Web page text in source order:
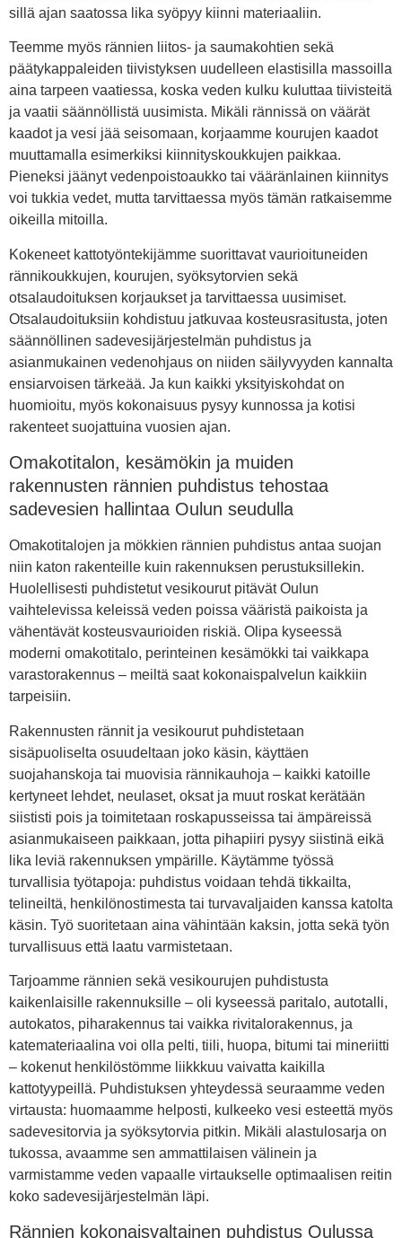
sillä ajan saatossa lika syöpyy kiinni materiaaliin.
Teemme myös rännien liitos- ja saumakohtien sekä
päätykappaleiden tiivistyksen uudelleen elastisilla massoilla
aina tarpeen vaatiessa, koska veden kulku kuluttaa tiivisteitä
ja vaatii säännöllistä uusimista. Mikäli rännissä on väärät
kaadot ja vesi jää seisomaan, korjaamme kourujen kaadot
muuttamalla esimerkiksi kiinnityskoukkujen paikkaa.
Pieneksi jäänyt vedenpoistoaukko tai vääränlainen kiinnitys
voi tukkia vedet, mutta tarvittaessa myös tämän ratkaisemme
oikeilla mitoilla.
Kokeneet kattotyöntekijämme suorittavat vaurioituneiden
rännikoukkujen, kourujen, syöksytorvien sekä
otsalaudoituksen korjaukset ja tarvittaessa uusimiset.
Otsalaudoituksiin kohdistuu jatkuvaa kosteusrasitusta, joten
säännöllinen sadevesijärjestelmän puhdistus ja
asianmukainen vedenohjaus on niiden säilyvyyden kannalta
ensiarvoisen tärkeää. Ja kun kaikki yksityiskohdat on
huomioitu, myös kokonaisuus pysyy kunnossa ja kotisi
rakenteet suojattuina vuosien ajan.
Omakotitalon, kesämökin ja muiden
rakennusten rännien puhdistus tehostaa
sadevesien hallintaa Oulun seudulla
Omakotitalojen ja mökkien rännien puhdistus antaa suojan
niin katon rakenteille kuin rakennuksen perustuksillekin.
Huolellisesti puhdistetut vesikourut pitävät Oulun
vaihtelevissa keleissä veden poissa vääristä paikoista ja
vähentävät kosteusvaurioiden riskiä. Olipa kyseessä
moderni omakotitalo, perinteinen kesämökki tai vaikkapa
varastorakennus – meiltä saat kokonaispalvelun kaikkiin
tarpeisiin.
Rakennusten rännit ja vesikourut puhdistetaan
sisäpuoliselta osuudeltaan joko käsin, käyttäen
suojahanskoja tai muovisia rännikauhoja – kaikki katoille
kertyneet lehdet, neulaset, oksat ja muut roskat kerätään
siististi pois ja toimitetaan roskapusseissa tai ämpäreissä
asianmukaiseen paikkaan, jotta pihapiiri pysyy siistinä eikä
lika leviä rakennuksen ympärille. Käytämme työssä
turvallisia työtapoja: puhdistus voidaan tehdä tikkailta,
telineiltä, henkilönostimesta tai turvavaljaiden kanssa katolta
käsin. Työ suoritetaan aina vähintään kaksin, jotta sekä työn
turvallisuus että laatu varmistetaan.
Tarjoamme rännien sekä vesikourujen puhdistusta
kaikenlaisille rakennuksille – oli kyseessä paritalo, autotalli,
autokatos, piharakennus tai vaikka rivitalorakennus, ja
katemateriaalina voi olla pelti, tiili, huopa, bitumi tai mineriitti
– kokenut henkilöstömme liikkkuu vaivatta kaikilla
kattotyypeillä. Puhdistuksen yhteydessä seuraamme veden
virtausta: huomaamme helposti, kulkeeko vesi esteettä myös
sadevesitorvia ja syöksytorvia pitkin. Mikäli alastulosarja on
tukossa, avaamme sen ammattilaisen välinein ja
varmistamme veden vapaalle virtaukselle optimaalisen reitin
koko sadevesijärjestelmän läpi.
Rännien kokonaisvaltainen puhdistus Oulussa